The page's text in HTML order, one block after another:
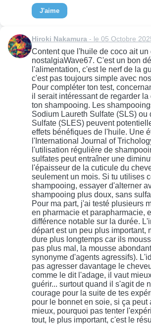
J'aime
Hiroki Nakamura - le 05 Octobre
Content que l'huile de coco ait un
nostalgiaWave67. C'est un bon
l'alimentation, c'est le nerf de la
c'est pas toujours simple avec
Pour compléter ton test,
il serait intéressant de regarder
ton shampooing. Les
Sodium Laureth Sulfate (SLS) ou
Sulfate (SLES) peuvent
effets bénéfiques de l'huile. Une
l'International Journal of
l'utilisation régulière de
sulfates peut entraîner une
l'épaisseur de la cuticule du
seulement un mois. Si tu utilises
shampooing, essayer d'alterner
shampooing plus doux, sans
Pour ma part, j'ai testé plusieurs
en pharmacie et parapharmacie,
différence notable sur la durée.
départ est un peu plus important,
dure plus longtemps car ils
pas plus mal, la mousse
synonyme d'agents agressifs).
pas agresser davantage le
comme le dit l'adage, il vaut
guérir... surtout quand il s'agit de
courage pour la suite de tes
pour le bonnet en soie, si ça peut
mieux, pourquoi pas tenter
tout, le plus important, c'est le